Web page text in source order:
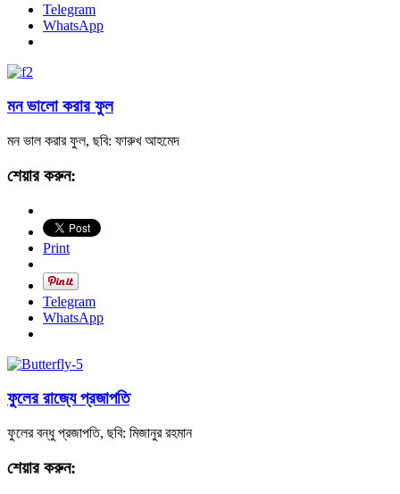
Telegram
WhatsApp
মন ভালো করার ফুল
মন ভাল করার ফুল, ছবি: ফারুখ আহমেদ
শেয়ার করুন:
Print
Telegram
WhatsApp
ফুলের রাজ্যে প্রজাপতি
ফুলের বন্ধু প্রজাপতি, ছবি: মিজানুর রহমান
শেয়ার করুন: